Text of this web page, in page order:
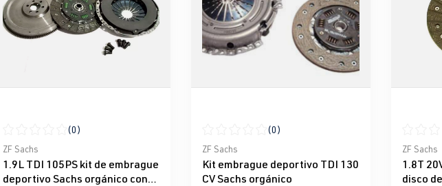
Calificación promedio de 0 de 5 estrellas
(0)
ZF Sachs
1.9L TDI 105PS kit de embrague
deportivo Sachs orgánico con
Calificación promedio de 0 de 5 estrellas
(0)
ZF Sachs
Kit embrague deportivo TDI 130
CV Sachs orgánico
ZF Sachs
1.8T
disco